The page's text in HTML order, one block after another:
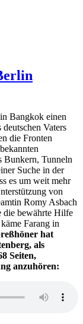
Bangkok einen
Vaters
die Fronten
Bunkern, Tunneln
Suche in der
es um weit mehr
von
Romy Asbach
die bewährte Hilfe
Farang in
hat
als
Seiten,
anzuhören: